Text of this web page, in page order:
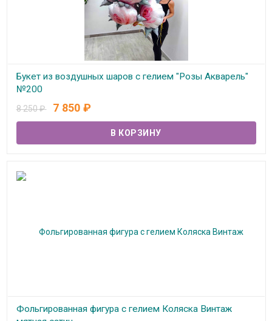
Букет из воздушных шаров с гелием "Розы Акварель"
№200
В наличии
8 250₽ 7 850 ₽
Фольгированная фигура с гелием Коляска Винтаж